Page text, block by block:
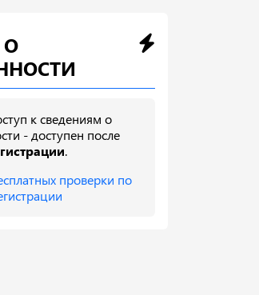
О
к сведениям о
- доступен после
.
проверки по